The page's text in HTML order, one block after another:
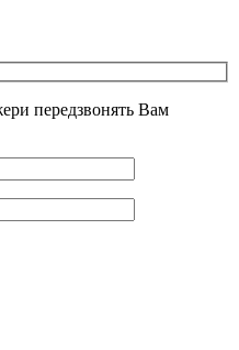
передзвонять Вам